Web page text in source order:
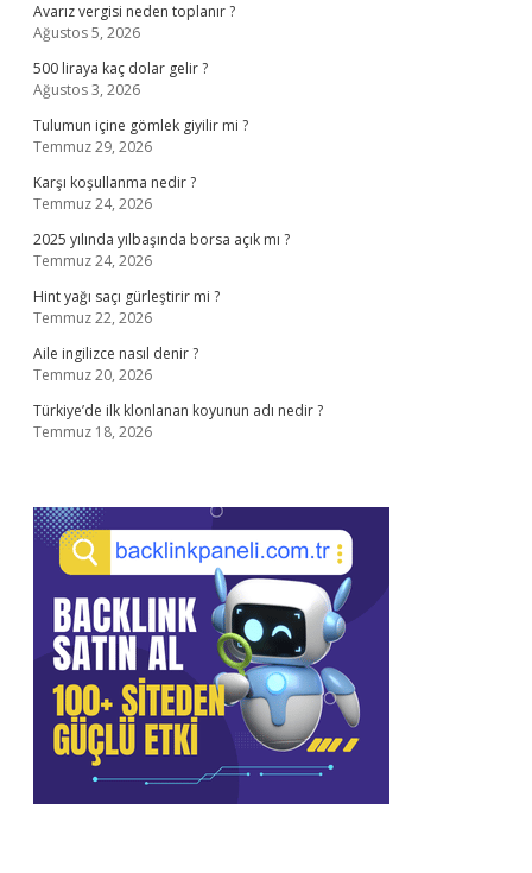
Avarız vergisi neden toplanır ?
Ağustos 5, 2026
500 liraya kaç dolar gelir ?
Ağustos 3, 2026
Tulumun içine gömlek giyilir mi ?
Temmuz 29, 2026
Karşı koşullanma nedir ?
Temmuz 24, 2026
2025 yılında yılbaşında borsa açık mı ?
Temmuz 24, 2026
Hint yağı saçı gürleştirir mi ?
Temmuz 22, 2026
Aile ingilizce nasıl denir ?
Temmuz 20, 2026
Türkiye’de ilk klonlanan koyunun adı nedir ?
Temmuz 18, 2026